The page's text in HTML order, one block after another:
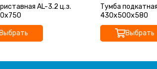
AL-3.2 ц.з.
Тумба
430х500х580
Выбрать